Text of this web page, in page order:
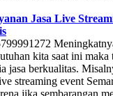
Jasa Live
kita saat ini
jasa berkualitas.
streaming event
jika sembarangan